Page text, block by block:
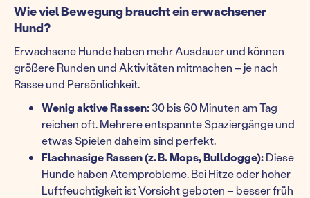
Wie viel Bewegung braucht ein erwachsener
Hund?
Erwachsene Hunde haben mehr Ausdauer und können
größere Runden und Aktivitäten mitmachen – je nach
Rasse und Persönlichkeit.
Wenig aktive Rassen:30 bis 60 Minuten am Tag
reichen oft. Mehrere entspannte Spaziergänge und
etwas Spielen daheim sind perfekt.
Flachnasige Rassen (z. B. Mops, Bulldogge):Diese
Hunde haben Atemprobleme. Bei Hitze oder hoher
Luftfeuchtigkeit ist Vorsicht geboten – besser früh